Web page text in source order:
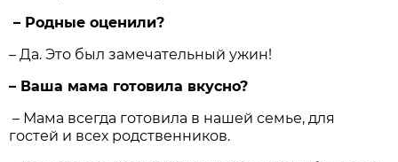
– Родные оценили?
– Да. Это был замечательный ужин!
– Ваша мама готовила вкусно?
– Мама всегда готовила в нашей семье, для
гостей и всех родственников.